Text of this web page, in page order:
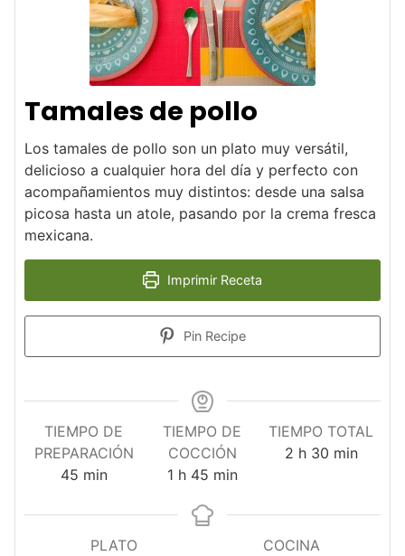
Tamales de pollo
Los tamales de pollo son un plato muy versátil,
delicioso a cualquier hora del día y perfecto con
acompañamientos muy distintos: desde una salsa
picosa hasta un atole, pasando por la crema fresca
mexicana.
Imprimir Receta
Pin Recipe
TIEMPO DE
PREPARACIÓN
45minutos
min
TIEMPO DE
COCCIÓN
1hora
h 45minutos
min
TIEMPO TOTAL
2horas
h 30minutos
min
PLATO
COCINA